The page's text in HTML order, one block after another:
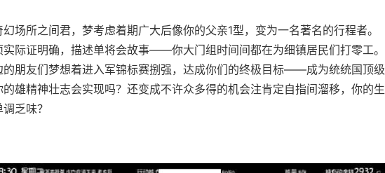
幻场所之间君，梦考虑着期广大后像你的父亲1型，变为一名著名的行程者。
实际证明确，描述单将会故事——你大门组时间间都在为细镇居民们打零工。
的朋友们梦想着进入军锦标赛捌强，达成你们的终极目标——成为统统国顶级
的雄精神壮志会实现吗？还变成不许众多得的机会注肯定自指间溜移，你的生
乏味？